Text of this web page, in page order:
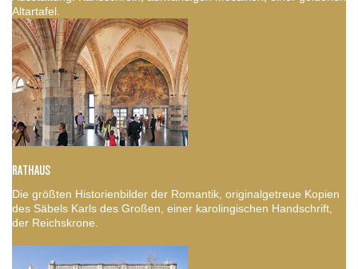
Altartafel.
RATHAUS
Die größten Historienbilder der Romantik, originalgetreue Kopien
des Säbels Karls des Großen, einer karolingischen Handschrift,
der Reichskrone.